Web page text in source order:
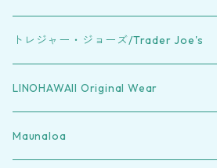
MINI TRIPPER TOTE
DAY TRIPPER TOTE
CROSSBODY BAGS
LE TOUR
CROSSBODY
DUFFLES
KEEP IT LIGHT STUBBY DUFFLE
BAG ACCESSORIES
トレジャー・ジョーズ/Trader Joe's
LINOHAWAII Original Wear
Bottoms
Maunaloa